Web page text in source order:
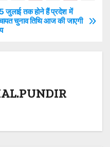
जुलाई तक होने हैं प्रदेश में
चुनाव तिथि आज की जाएगी